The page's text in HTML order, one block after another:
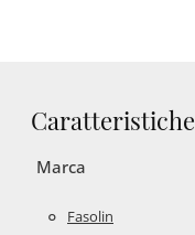
Caratteristiche
Marca
Fasolin